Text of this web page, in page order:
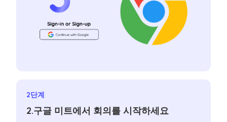
2단계
2.구글 미트에서 회의를 시작하세요